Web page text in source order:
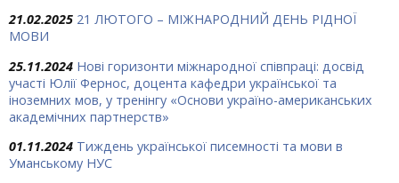
21.02.2025 21 ЛЮТОГО – МІЖНАРОДНИЙ ДЕНЬ РІДНОЇ
МОВИ
25.11.2024 Нові горизонти міжнародної співпраці: досвід
участі Юлії Фернос, доцента кафедри української та
іноземних мов, у тренінгу «Основи україно-американських
академічних партнерств»
01.11.2024 Тиждень української писемності та мови в
Уманському НУС